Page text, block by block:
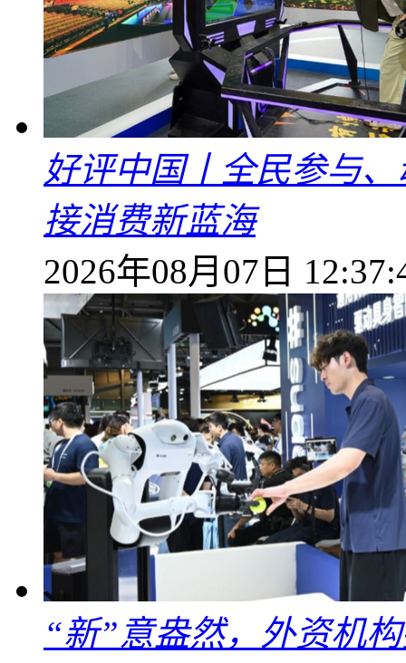
好评中国丨全民参与
接消费新蓝海
2026年08月07日
“新”意盎然，外资机